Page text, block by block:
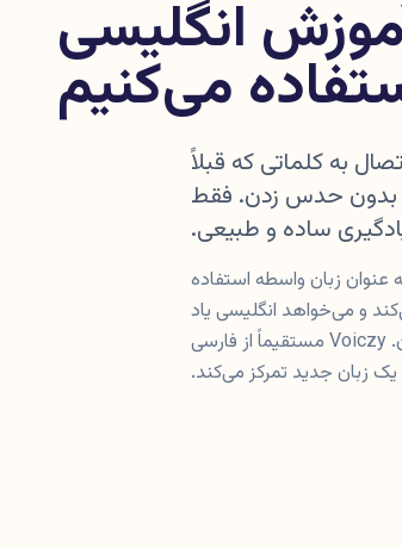
انگلیسی
می‌کنیم
به کلماتی که قبلاً
بدون حدس زدن. فقط
ساده و طبیعی.
عنوان زبان واسطه استفاده
و می‌خواهد انگلیسی یاد
بگیرد، این یعنی یادگیری دو چیز جدید به‌طور همزمان. Voiczy مستقیماً از فارسی
زبان جدید تمرکز می‌کند.